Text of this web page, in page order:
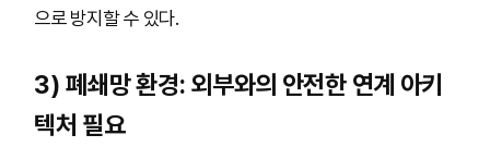
으로 방지할 수 있다.
3) 폐쇄망 환경: 외부와의 안전한 연계 아키
텍처 필요